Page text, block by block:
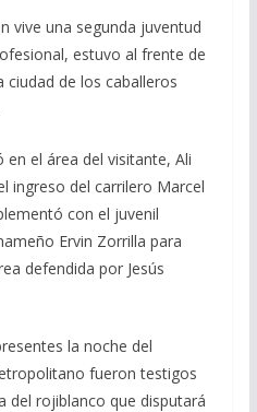
vive una segunda juventud
estuvo al frente de
ciudad de los caballeros
el área del visitante, Ali
ingreso del carrilero Marcel
con el juvenil
Ervin Zorrilla para
defendida por Jesús
la noche del
fueron testigos
del rojiblanco que disputará